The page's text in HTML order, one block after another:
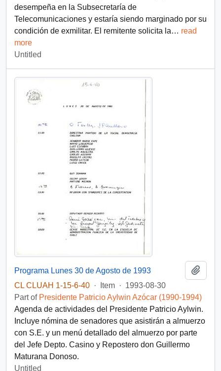
desempeña en la Subsecretaría de
Telecomunicaciones y estaría siendo marginado por su
condición de exmilitar. El remitente solicita la… read
more
Untitled
Programa Lunes 30 de Agosto de 1993
CL CLUAH 1-15-6-40 · Item · 1993-08-30
Part of Presidente Patricio Aylwin Azócar (1990-1994)
Agenda de actividades del Presidente Patricio Aylwin.
Incluye nómina de senadores que asistirán a almuerzo
con S.E. y un menú detallado del almuerzo por parte
del Jefe Depto. Casino y Repostero don Guillermo
Maturana Donoso.
Untitled